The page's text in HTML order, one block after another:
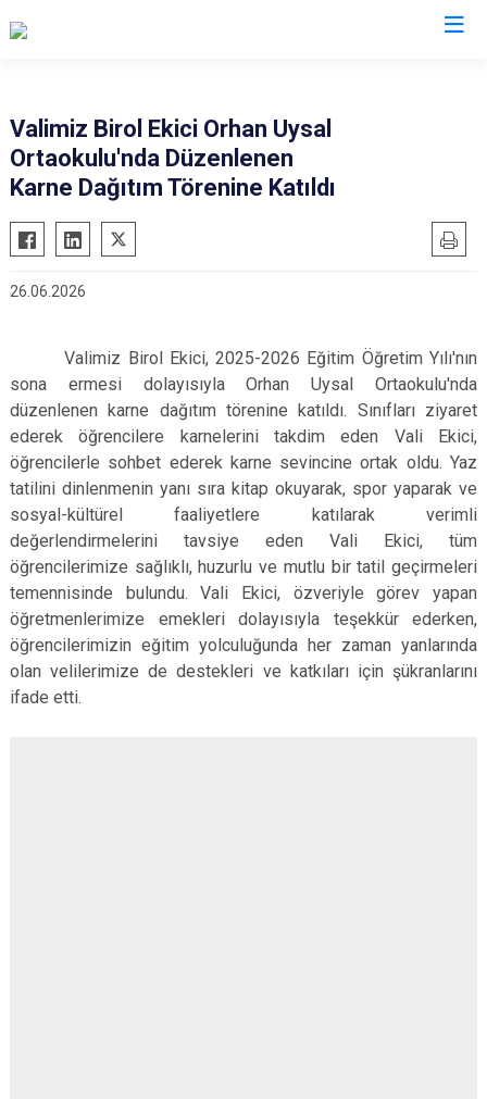
Valimiz Birol Ekici Orhan Uysal
Ortaokulu'nda Düzenlenen
Karne Dağıtım Törenine Katıldı
26.06.2026
Valimiz Birol Ekici, 2025-2026 Eğitim Öğretim Yılı'nın
sona ermesi dolayısıyla Orhan Uysal Ortaokulu'nda
düzenlenen karne dağıtım törenine katıldı. Sınıfları ziyaret
ederek öğrencilere karnelerini takdim eden Vali Ekici,
öğrencilerle sohbet ederek karne sevincine ortak oldu. Yaz
tatilini dinlenmenin yanı sıra kitap okuyarak, spor yaparak ve
sosyal-kültürel faaliyetlere katılarak verimli
değerlendirmelerini tavsiye eden Vali Ekici, tüm
öğrencilerimize sağlıklı, huzurlu ve mutlu bir tatil geçirmeleri
temennisinde bulundu. Vali Ekici, özveriyle görev yapan
öğretmenlerimize emekleri dolayısıyla teşekkür ederken,
öğrencilerimizin eğitim yolculuğunda her zaman yanlarında
olan velilerimize de destekleri ve katkıları için şükranlarını
ifade etti.